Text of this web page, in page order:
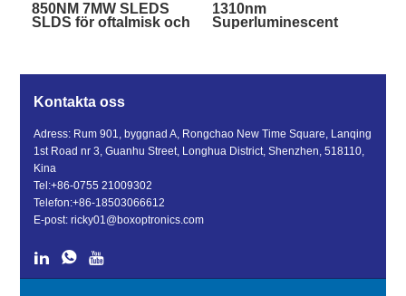
850NM 7MW SLEDS
SLDS för oftalmisk och
1310nm
Superluminescent
Kontakta oss
Adress: Rum 901, byggnad A, Rongchao New Time Square, Lanqing
1st Road nr 3, Guanhu Street, Longhua District, Shenzhen, 518110,
Kina
Tel:+86-0755 21009302
Telefon:+86-18503066612
E-post:ricky01@boxoptronics.com